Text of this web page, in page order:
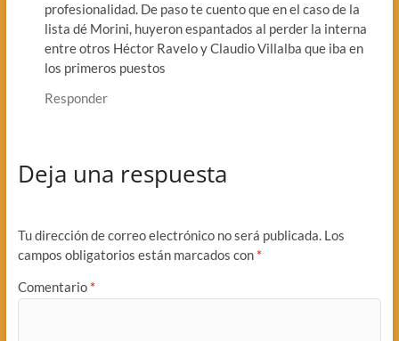
profesionalidad. De paso te cuento que en el caso de la
lista dé Morini, huyeron espantados al perder la interna
entre otros Héctor Ravelo y Claudio Villalba que iba en
los primeros puestos
Responder
Deja una respuesta
Tu dirección de correo electrónico no será publicada. Los
campos obligatorios están marcados con *
Comentario *